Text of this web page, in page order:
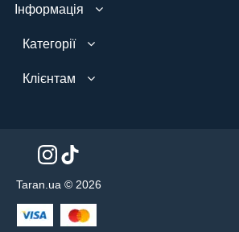
Інформація
Категорії
Клієнтам
Taran.ua © 2026